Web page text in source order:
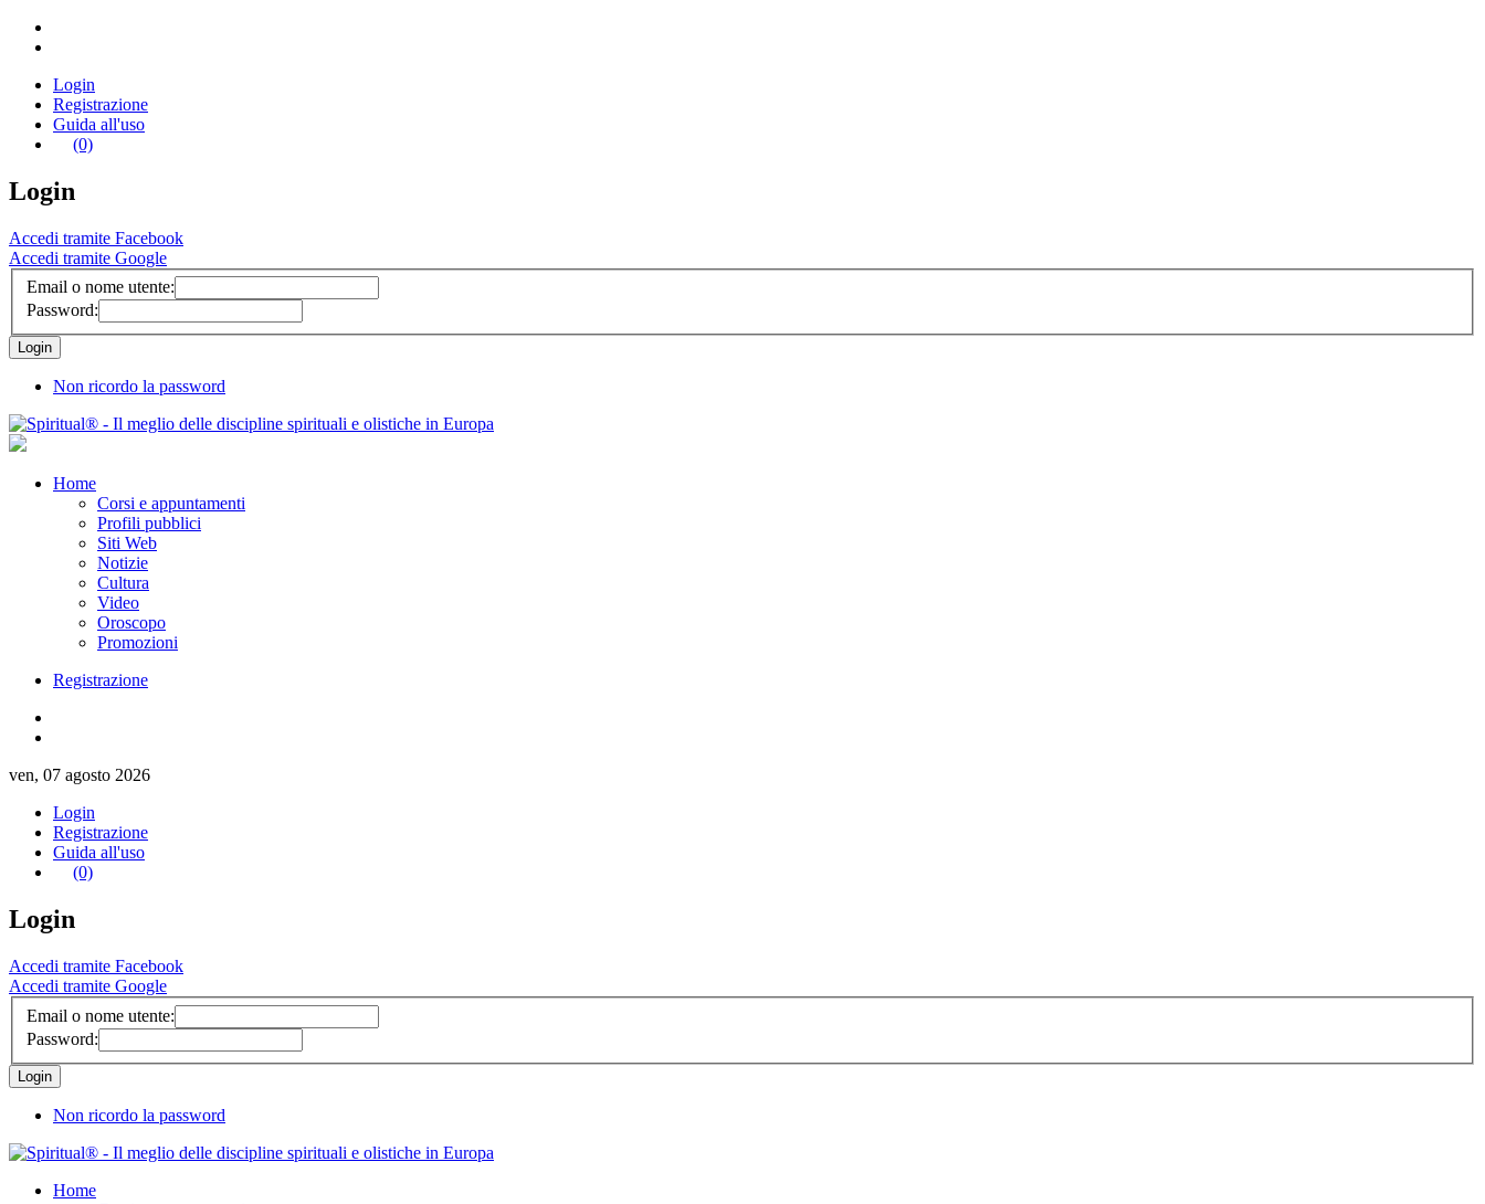
Login
Registrazione
Guida all'uso
(0)
Login
Accedi tramite Facebook
Accedi tramite Google
Email o nome utente:
Password:
Non ricordo la password
Home
Corsi e appuntamenti
Profili pubblici
Siti Web
Notizie
Cultura
Video
Oroscopo
Promozioni
Registrazione
ven, 07 agosto 2026
Login
Registrazione
Guida all'uso
(0)
Login
Accedi tramite Facebook
Accedi tramite Google
Email o nome utente:
Password:
Non ricordo la password
Home